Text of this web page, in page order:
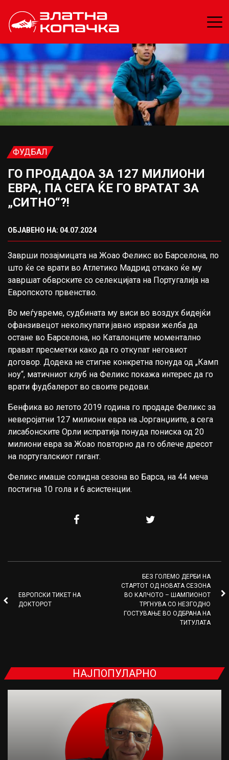
ФУДБАЛ
ГО ПРОДАДОА ЗА 127 МИЛИОНИ
ЕВРА, ПА СЕГА ЌЕ ГО ВРАТАТ ЗА
„СИТНО“?!
ОБЈАВЕНО НА: 04.07.2024
Заврши позајмицата на Жоао Феликс во Барселона, по
што ќе се врати во Атлетико Мадрид откако ќе му
завршат обврските со селекцијата на Португалија на
Европското првенство.
Во меѓувреме, судбината му виси во воздух бидејќи
офанзивецот неколкупати јавно изрази желба да
остане во Барселона, но Каталонците моментално
прават пресметки како да го откупат неговиот
договор. Додека не стигне конкретна понуда од „Камп
ноу“, матичниот клуб на Феликс покажа интерес да го
врати фудбалерот во своите редови.
Бенфика во летото 2019 година го продаде Феликс за
неверојатни 127 милиони евра на Јорганџиите, а сега
лисабонските Орли испратија понуда пониска од 20
милиони евра за Жоао повторно да го облече дресот
на португалскиот гигант.
Феликс имаше солидна сезона во Барса, на 44 меча
постигна 10 гола и 6 асистенции.
ЕВРОПСКИ ТИКЕТ НА
ДОКТОРОТ
БЕЗ ГОЛЕМО ДЕРБИ НА
СТАРТОТ ОД НОВАТА СЕЗОНА
ВО КАЛЧОТО – ШАМПИОНОТ
ТРГНУВА СО НЕЗГОДНО
ГОСТУВАЊЕ ВО ОДБРАНА НА
ТИТУЛАТА
НАЈПОПУЛАРНО